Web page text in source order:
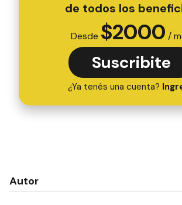
de todos los
Desde $2000 /
Suscribite
¿Ya tenés una cuenta?
Autor